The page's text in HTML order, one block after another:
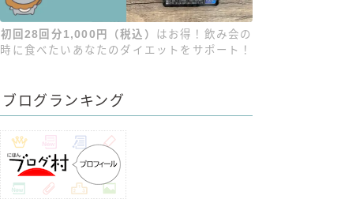
初回28回分1,000円（税込） はお得！飲み会の
時に食べたいあなたのダイエットをサポート！
ブログランキング